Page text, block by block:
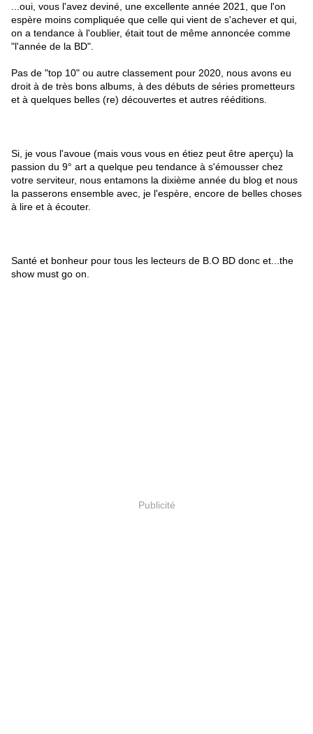
...oui, vous l'avez deviné, une excellente année 2021, que l'on
espère moins compliquée que celle qui vient de s'achever et qui,
on a tendance à l'oublier, était tout de même annoncée comme
"l'année de la BD".
Pas de "top 10" ou autre classement pour 2020, nous avons eu
droit à de très bons albums, à des débuts de séries prometteurs
et à quelques belles (re) découvertes et autres rééditions.
Si, je vous l'avoue (mais vous vous en étiez peut être aperçu) la
passion du 9° art a quelque peu tendance à s'émousser chez
votre serviteur, nous entamons la dixième année du blog et nous
la passerons ensemble avec, je l'espère, encore de belles choses
à lire et à écouter.
Santé et bonheur pour tous les lecteurs de B.O BD donc et...the
show must go on.
Publicité